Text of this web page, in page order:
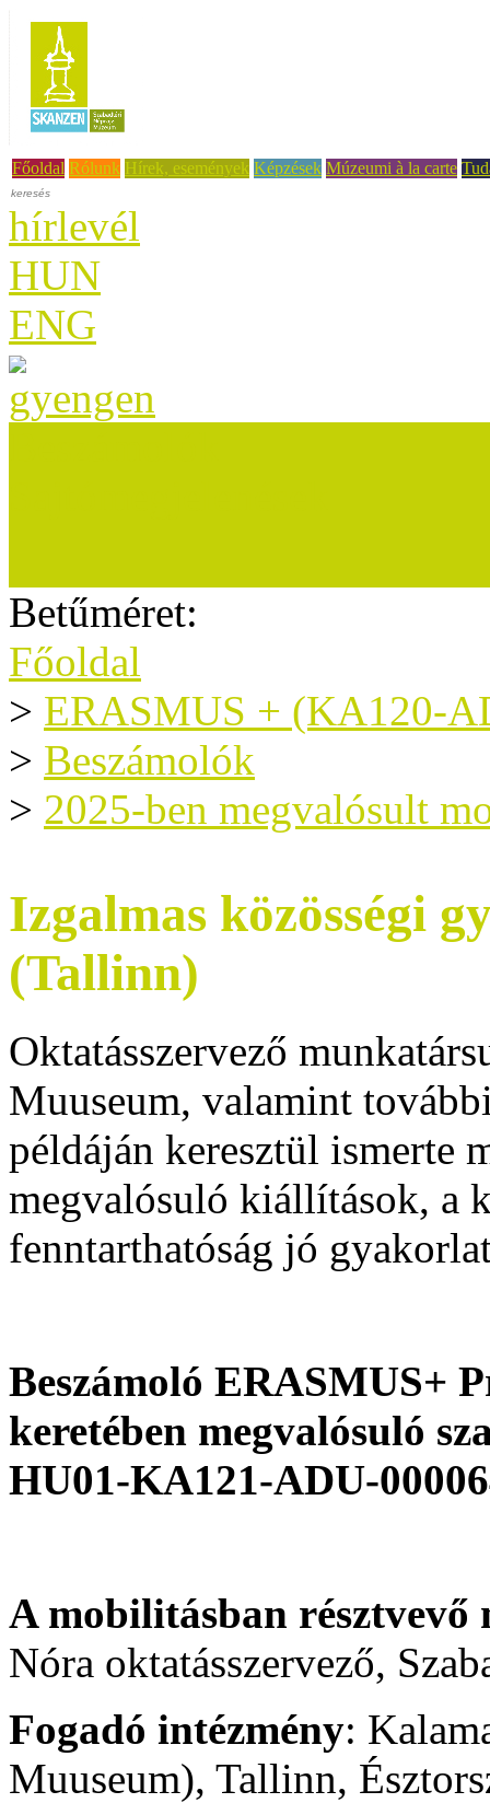
Főoldal Rólunk Hírek, események Képzések Múzeumi à la carte
hírlevél
HUN
ENG
Betűméret:
Főoldal
> ERASMUS + (KA120-
> Beszámolók
> 2025-ben megvalósult
Izgalmas közösségi
(Tallinn)
Oktatásszervező
Muuseum, valamint
példáján keresztül ismerte
megvalósuló kiállítások, a
fenntarthatóság jó
Beszámoló ERASMUS+
keretében megvalósuló
HU01-KA121-ADU-
A mobilitásban résztvevő
Nóra oktatásszervező,
Fogadó intézmény:
Muuseum), Tallinn,